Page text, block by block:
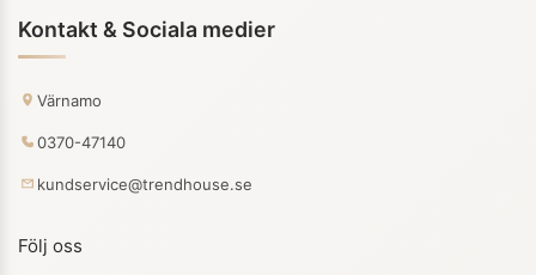
Kontakt & Sociala medier
Värnamo
0370-47140
kundservice@trendhouse.se
Följ oss